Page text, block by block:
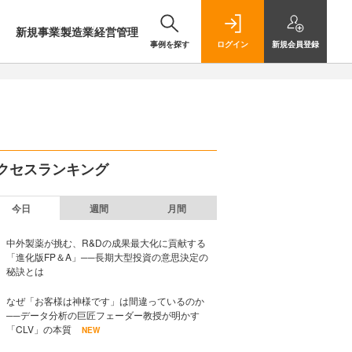
新規事業製造業経営管理
事例を探す ログイン 新規会員登録
セスランキング
今日 週間 月間
中外製薬が挑む、R&Dの成果最大化に貢献する
「進化版FP＆A」──長期大型投資の意思決定の
秘訣とは
なぜ「お客様は神様です」は間違っているのか
──データ分析の巨匠フェーダー教授が明かす
「CLV」の本質
NEW